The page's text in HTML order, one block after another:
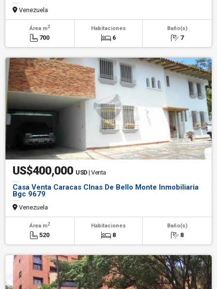
Venezuela
Área m2
700
Habitaciones
6
Baño(s)
7
US$400,000 USD | Venta
Casa Venta Caracas Clnas De Bello Monte Inmobiliaria
Bgc 9679
Venezuela
Área m2
520
Habitaciones
8
Baño(s)
8